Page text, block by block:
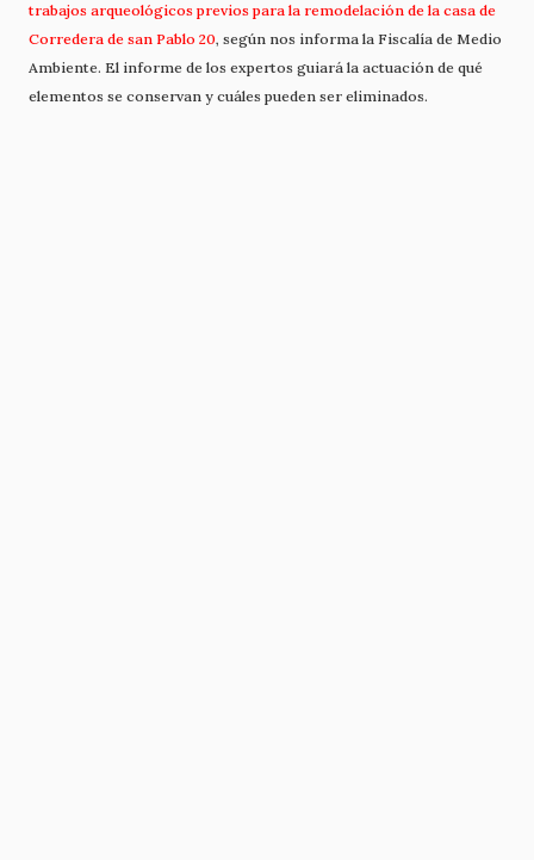
trabajos arqueológicos previos para la remodelación de la casa de
Corredera de san Pablo 20, según nos informa la Fiscalía de Medio
Ambiente. El informe de los expertos guiará la actuación de qué
elementos se conservan y cuáles pueden ser eliminados.